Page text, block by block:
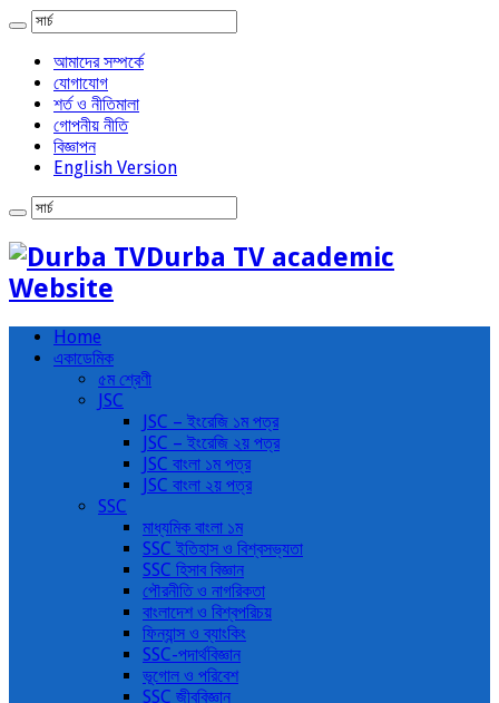
আমাদের সম্পর্কে
যোগাযোগ
শর্ত ও নীতিমালা
গোপনীয় নীতি
বিজ্ঞাপন
English Version
Durba TV academic
Website
Home
একাডেমিক
৫ম শ্রেণী
JSC
JSC – ইংরেজি ১ম পত্র
JSC – ইংরেজি ২য় পত্র
JSC বাংলা ১ম পত্র
JSC বাংলা ২য় পত্র
SSC
মাধ্যমিক বাংলা ১ম
SSC ইতিহাস ও বিশ্বসভ্যতা
SSC হিসাব বিজ্ঞান
পৌরনীতি ও নাগরিকতা
বাংলাদেশ ও বিশ্বপরিচয়
ফিন্যান্স ও ব্যাংকিং
SSC-পদার্থবিজ্ঞান
ভূগোল ও পরিবেশ
SSC জীববিজ্ঞান